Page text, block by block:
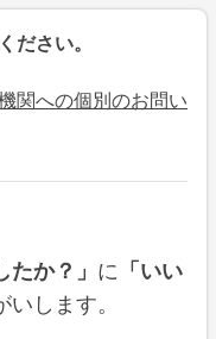
ださい。
関への個別のお問い
か？」 に 「いい
します。